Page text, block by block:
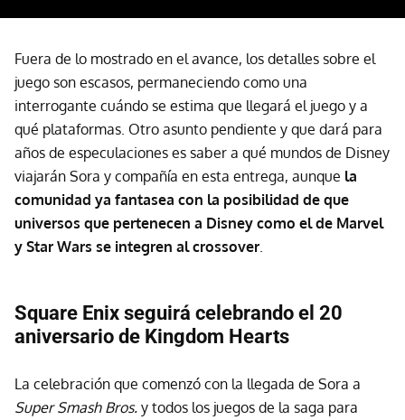
Fuera de lo mostrado en el avance, los detalles sobre el
juego son escasos, permaneciendo como una
interrogante cuándo se estima que llegará el juego y a
qué plataformas. Otro asunto pendiente y que dará para
años de especulaciones es saber a qué mundos de Disney
viajarán Sora y compañía en esta entrega, aunque la
comunidad ya fantasea con la posibilidad de que
universos que pertenecen a Disney como el de Marvel
y Star Wars se integren al crossover
Square Enix seguirá celebrando el 20
aniversario de Kingdom Hearts
La celebración que comenzó con la llegada de Sora a
Super Smash Bros. y todos los juegos de la saga para